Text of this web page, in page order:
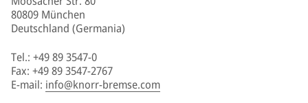
80809 München
Deutschland (Germania)
Tel.: +49 89 3547-0
Fax: +49 89 3547-2767
E-mail: info@knorr-bremse.com